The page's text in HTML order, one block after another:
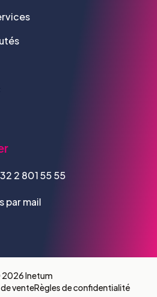
2 801 55 55
par mail
Inetum
venteRègles de confidentialité